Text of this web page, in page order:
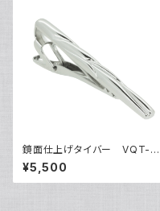
鏡面仕上げタイバー VQT-03
05
¥5,500